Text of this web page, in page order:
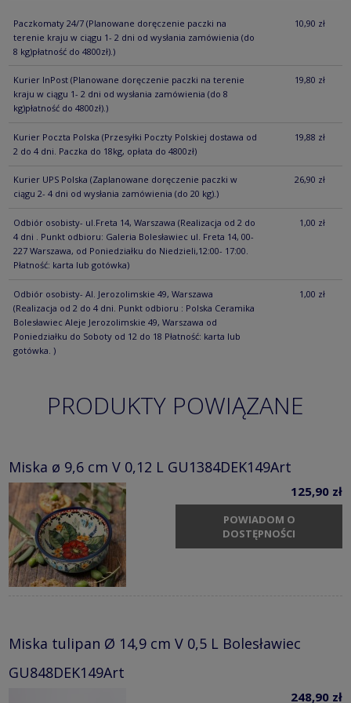
Paczkomaty 24/7 (Planowane doręczenie paczki na
terenie kraju w ciągu 1- 2 dni od wysłania zamówienia (do
8 kg)płatność do 4800zł).)
10,90 zł
Kurier InPost (Planowane doręczenie paczki na terenie
kraju w ciągu 1- 2 dni od wysłania zamówienia (do 8
kg)płatność do 4800zł).)
19,80 zł
Kurier Poczta Polska (Przesyłki Poczty Polskiej dostawa od
2 do 4 dni. Paczka do 18kg, opłata do 4800zł)
19,88 zł
Kurier UPS Polska (Zaplanowane doręczenie paczki w
ciągu 2- 4 dni od wysłania zamówienia (do 20 kg).)
26,90 zł
Odbiór osobisty- ul.Freta 14, Warszawa (Realizacja od 2 do
4 dni . Punkt odbioru: Galeria Bolesławiec ul. Freta 14, 00-
227 Warszawa, od Poniedziałku do Niedzieli,12:00- 17:00.
Płatność: karta lub gotówka)
1,00 zł
Odbiór osobisty- Al. Jerozolimskie 49, Warszawa
(Realizacja od 2 do 4 dni. Punkt odbioru : Polska Ceramika
Bolesławiec Aleje Jerozolimskie 49, Warszawa od
Poniedziałku do Soboty od 12 do 18 Płatność: karta lub
gotówka. )
1,00 zł
PRODUKTY POWIĄZANE
Miska ø 9,6 cm V 0,12 L GU1384DEK149Art
125,90 zł
POWIADOM O
DOSTĘPNOŚCI
Miska tulipan Ø 14,9 cm V 0,5 L Bolesławiec
GU848DEK149Art
248,90 zł